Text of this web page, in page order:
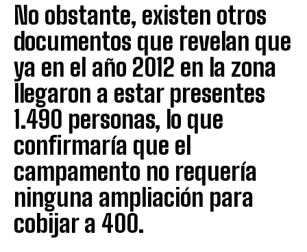
No obstante, existen otros
documentos que revelan que
ya en el año 2012 en la zona
llegaron a estar presentes
1.490 personas, lo que
confirmaría que el
campamento no requería
ninguna ampliación para
cobijar a 400.